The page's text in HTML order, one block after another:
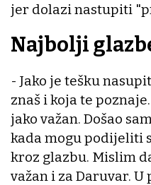
jer dolazi nastupiti
Najbolji
- Jako je tešku
znaš i koja te
jako važan. Došao
kada mogu podijeliti
kroz glazbu. Mislim
važan i za Daruvar.